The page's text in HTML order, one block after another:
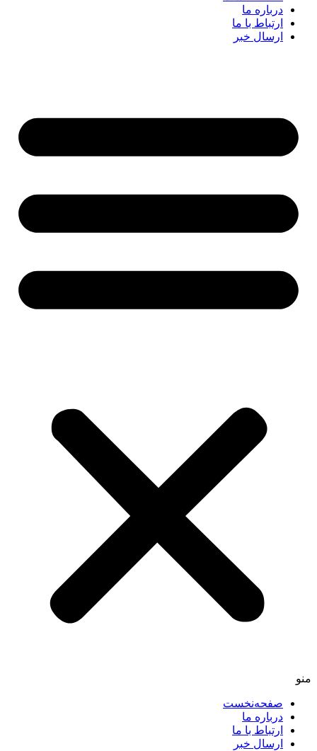
درباره ما
ارتباط با ما
ارسال خبر
منو
صفحه‌نخست
درباره ما
ارتباط با ما
ارسال خبر